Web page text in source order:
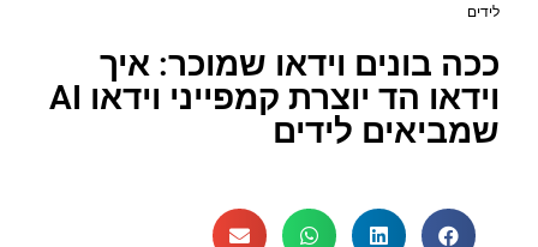
לידים
ככה בונים וידאו שמוכר: איך
וידאו הד יוצרת קמפייני וידאו AI
שמביאים לידים